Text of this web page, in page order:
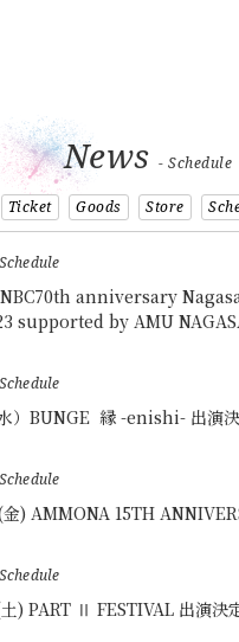
News- Schedule
Ticket Goods Store
Schedule
anniversary
supported by AMU
Schedule
）BUNGE 縁 -enishi- 出演
Schedule
) AMMONA 15TH
Schedule
) PART Ⅱ FESTIVAL 出演決